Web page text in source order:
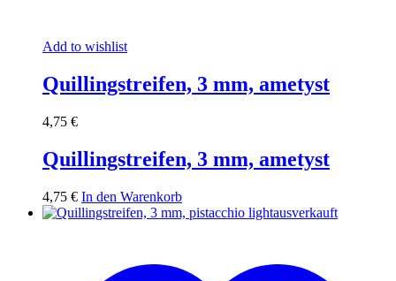
Add to wishlist
Quillingstreifen, 3 mm, ametyst
4,75 €
Quillingstreifen, 3 mm, ametyst
4,75 € In den Warenkorb
ausverkauft